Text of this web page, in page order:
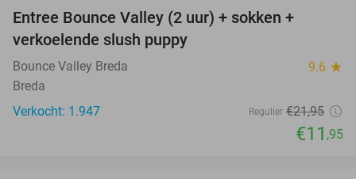
Entree Bounce Valley (2 uur) + sokken +
verkoelende slush puppy
Bounce Valley Breda 9.6 star
Breda
Verkocht: 1.947
Regulier €21,95
€11 ,95